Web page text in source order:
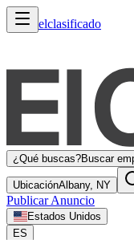
elclasificado
¿Qué buscas?Buscar
UbicaciónAlbany, NY
Publicar Anuncio
Estados Unidos
ES